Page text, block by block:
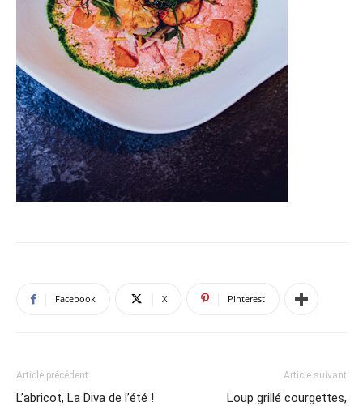
Facebook X Pinterest
Article précédent
L’abricot, La Diva de l’été !
Article suivant
Loup grillé courgettes,